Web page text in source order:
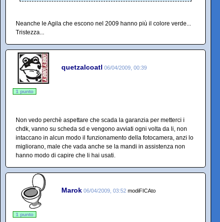
Neanche le Agila che escono nel 2009 hanno più il colore verde...
Tristezza...
quetzalcoatl 06/04/2009, 00:39
1 punto
Non vedo perchè aspettare che scada la garanzia per metterci i
chdk, vanno su scheda sd e vengono avviati ogni volta da li, non
intaccano in alcun modo il funzionamento della fotocamera, anzi lo
migliorano, male che vada anche se la mandi in assistenza non
hanno modo di capire che li hai usati.
Marok 06/04/2009, 03:52 modiFICAto
1 punto